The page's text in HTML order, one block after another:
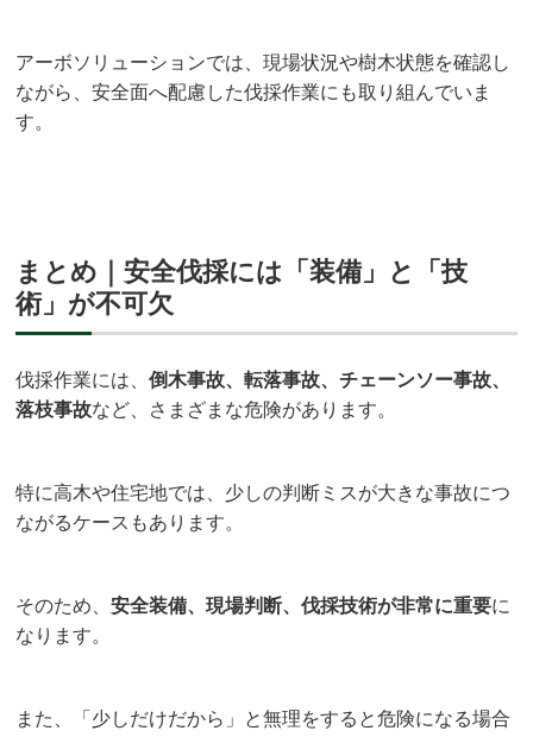
アーボソリューションでは、現場状況や樹木状態を確認し
ながら、安全面へ配慮した伐採作業にも取り組んでいま
す。
まとめ｜安全伐採には「装備」と「技
術」が不可欠
伐採作業には、倒木事故、転落事故、チェーンソー事故、
落枝事故など、さまざまな危険があります。
特に高木や住宅地では、少しの判断ミスが大きな事故につ
ながるケースもあります。
そのため、安全装備、現場判断、伐採技術が非常に重要に
なります。
また、「少しだけだから」と無理をすると危険になる場合